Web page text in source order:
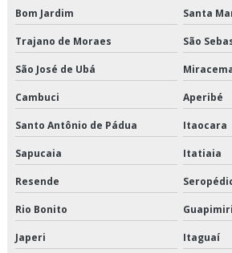
Empresa de armazenagem de produtos
Empresa de armazenagem e distribuição
Empresa de armazenagem e logística
Empresa de armazenagem para
Empresa de armazenagem para
Empresa de armazenagem para
Empresa de armazenamento refrigerado
Bom Jardim Santa
Trajano de Moraes São
São José de Ubá
Cambuci Aperibé
Santo Antônio de Pádua Itaocara
Sapucaia Itatiaia
Resende
Rio Bonito
Japeri Itaguaí